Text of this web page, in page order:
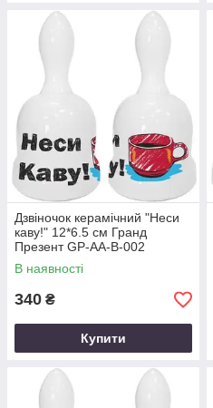
Дзвіночок керамічний "Неси
каву!" 12*6.5 см Гранд
Презент GP-AA-B-002
В наявності
340 ₴
Купити